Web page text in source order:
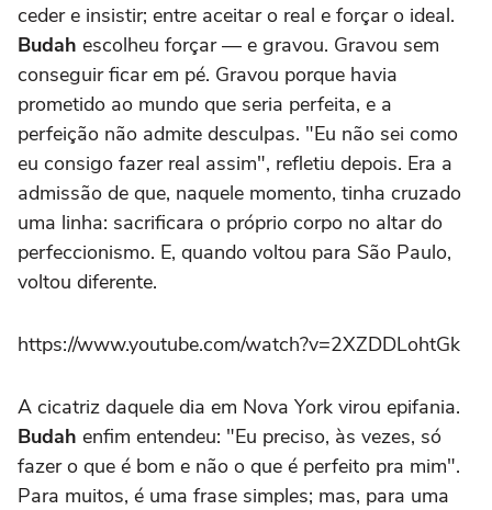
ceder e insistir; entre aceitar o real e forçar o ideal.
Budah escolheu forçar — e gravou. Gravou sem
conseguir ficar em pé. Gravou porque havia
prometido ao mundo que seria perfeita, e a
perfeição não admite desculpas. "Eu não sei como
eu consigo fazer real assim", refletiu depois. Era a
admissão de que, naquele momento, tinha cruzado
uma linha: sacrificara o próprio corpo no altar do
perfeccionismo. E, quando voltou para São Paulo,
voltou diferente.
https://www.youtube.com/watch?v=2XZDDLohtGk
A cicatriz daquele dia em Nova York virou epifania.
Budah enfim entendeu: "Eu preciso, às vezes, só
fazer o que é bom e não o que é perfeito pra mim".
Para muitos, é uma frase simples; mas, para uma